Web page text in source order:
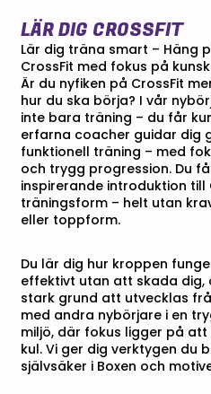
LÄR DIG CROSSFIT
Lär dig träna smart – Häng
CrossFit med fokus på
Är du nyfiken på CrossFit
hur du ska börja? I vår
inte bara träning – du får
erfarna coacher guidar dig
funktionell träning – med
och trygg progression. Du
inspirerande introduktion till
träningsform – helt utan
eller toppform.
Du lär dig hur kroppen
effektivt utan att skada dig,
stark grund att utvecklas
med andra nybörjare i en
miljö, där fokus ligger på
kul. Vi ger dig verktygen du
självsäker i Boxen och